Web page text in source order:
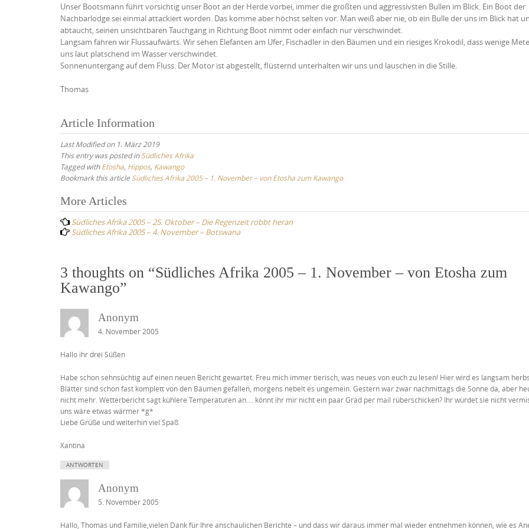
Unser Bootsmann führt vorsichtig unser Boot an der Herde vorbei, immer die größten und aggressivsten Bullen im Blick. Ein Boot der
Nachbarlodge sei einmal attackiert worden. Das komme aber höchst selten vor. Man weiß aber nie, ob ein Bulle der uns im Blick hat
abtaucht, seinen unsichtbaren Tauchgang in Richtung Boot nimmt oder einfach nur verschwindet.
Langsam fahren wir Flussaufwärts. Wir sehen Elefanten am Ufer, Fischadler in den Bäumen und ein riesiges Krokodil, dass wenige
uns laut platschend im Wasser verschwindet.
Sonnenuntergang auf dem Fluss. Der Motor ist abgestellt, flüsternd unterhalten wir uns und lauschen in die Stille.
Thomas
Article Information
Last Modified on 1. März 2019
This entry was posted in Südliches Afrika
Tagged withEtosha, Hippos, Kawango
Bookmark this article Südliches Afrika 2005 – 1. November – von Etosha zum Kawango
Post
navigation
More Articles
Südliches Afrika 2005 – 25. Oktober – Die Regenzeit robbt heran
Südliches Afrika 2005 – 4. November – Botswana
3 thoughts on “Südliches Afrika 2005 – 1. November – von Etosha zum
Kawango”
Anonym
4. November 2005
Hallo ihr drei Süßen
Habe schon sehnsüchtig auf einen neuen Bericht gewartet. Freu mich immer tierisch, was neues von euch zu lesen! Hier wird es langsam
Blätter sind schon fast komplett von den Bäumen gefallen, morgens nebelt es ungemein. Gestern war zwar nachmittags die Sonne da, aber
nicht mehr. Wetterbericht sagt kühlere Temperaturen an…. könnt ihr mir nicht ein paar Grad per mail rüberschicken? Ihr würdet sie nicht
uns wäre etwas wärmer *g*
Liebe Grüße und weiterhin viel Spaß
Xantina
ANTWORTEN
Anonym
5. November 2005
Hallo, Thomas und Familie,vielen Dank für Ihre anschaulichen Berichte – und dass wir daraus immer mal wieder entnehmen können, wie es